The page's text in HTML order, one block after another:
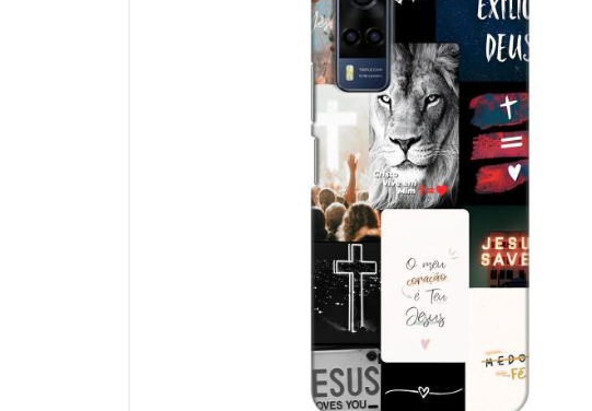
Универсальные наушники
Зарядные Устройства
Кабели для смартфонов
Смарт гаджеты и аксессуары